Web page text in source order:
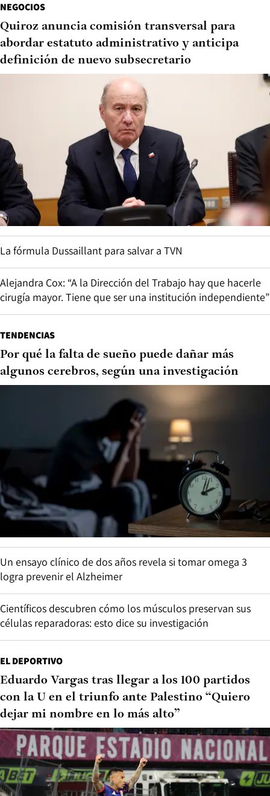
NEGOCIOS
Quiroz anuncia comisión transversal para
abordar estatuto administrativo y anticipa
definición de nuevo subsecretario
La fórmula Dussaillant para salvar a TVN
Alejandra Cox: “A la Dirección del Trabajo hay que hacerle
cirugía mayor. Tiene que ser una institución independiente”
TENDENCIAS
Por qué la falta de sueño puede dañar más
algunos cerebros, según una investigación
Un ensayo clínico de dos años revela si tomar omega 3
logra prevenir el Alzheimer
Científicos descubren cómo los músculos preservan sus
células reparadoras: esto dice su investigación
EL DEPORTIVO
Eduardo Vargas tras llegar a los 100 partidos
con la U en el triunfo ante Palestino “Quiero
dejar mi nombre en lo más alto”